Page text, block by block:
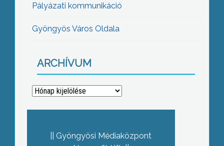
Pályázati kommunikáció
Gyöngyös Város Oldala
ARCHÍVUM
Archívum
Gyöngyösi Médiaközpont